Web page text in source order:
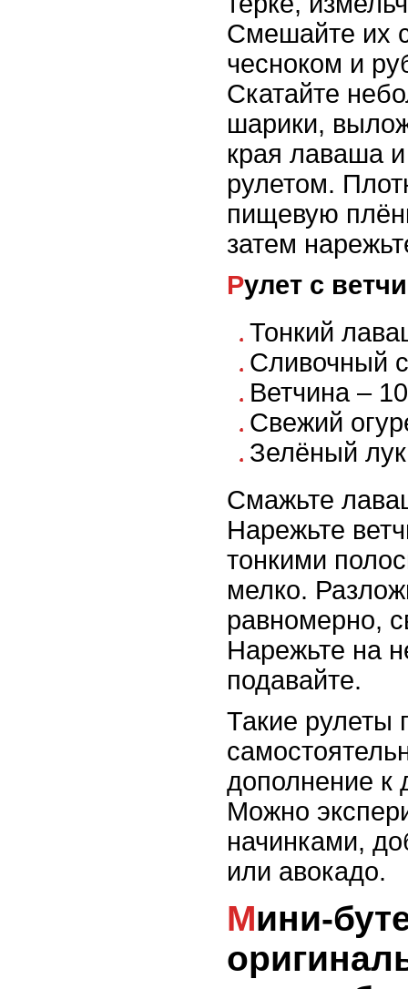
Смешайте их
чесноком и
Скатайте
шарики,
края лаваша и
рулетом.
пищевую
затем
Рулет с
Тонкий
Сливочный
Ветчина –
Свежий
Зелёный
Смажьте
Нарежьте
тонкими
мелко.
равномерно,
Нарежьте на
подавайте.
Такие рулеты
дополнение к
Можно
начинками,
или авокадо.
Мини-бутерброды: